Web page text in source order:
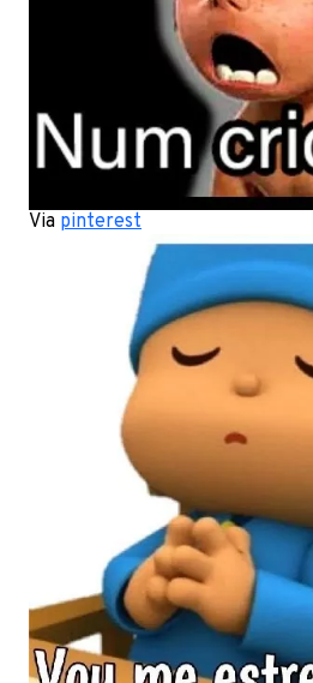
Via pinterest